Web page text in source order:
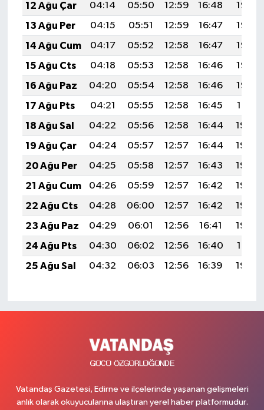
12 Ağu Çar
04:14 05:50 12:59 16:48
19:57
13 Ağu Per
04:15 05:51 12:59 16:47
19:56
14 Ağu Cum
04:17 05:52 12:58 16:47
19:55
15 Ağu Cts
04:18 05:53 12:58 16:46
19:53
16 Ağu Paz
04:20 05:54 12:58 16:46
19:52
17 Ağu Pts
04:21 05:55 12:58 16:45
19:51
18 Ağu Sal
04:22 05:56 12:58 16:44
19:49
19 Ağu Çar
04:24 05:57 12:57 16:44
19:48
20 Ağu Per
04:25 05:58 12:57 16:43
19:46
21 Ağu Cum
04:26 05:59 12:57 16:42
19:45
22 Ağu Cts
04:28 06:00 12:57 16:42
19:44
23 Ağu Paz
04:29 06:01 12:56 16:41
19:42
24 Ağu Pts
04:30 06:02 12:56 16:40
19:41
25 Ağu Sal
04:32 06:03 12:56 16:39 19:39
Vatandaş Gazetesi, Edirne ve ilçelerinde yaşanan gelişmeleri
anlık olarak okuyucularına ulaştıran yerel haber platformudur.